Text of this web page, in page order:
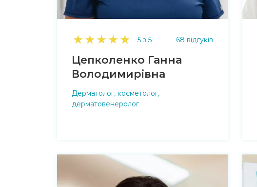
★★★★★ 5 з 5 68 відгуків
Цепколенко Ганна
Володимирівна
Дерматолог, косметолог,
дерматовенеролог